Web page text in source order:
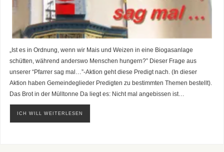
„Ist es in Ordnung, wenn wir Mais und Weizen in eine Biogasanlage
schütten, während anderswo Menschen hungern?” Dieser Frage aus
unserer “Pfarrer sag mal…”-Aktion geht diese Predigt nach. (In dieser
Aktion haben Gemeindeglieder Predigten zu bestimmten Themen bestellt).
Das Brot in der Mülltonne Da liegt es: Nicht mal angebissen ist…
ICH WILL WEITERLESEN